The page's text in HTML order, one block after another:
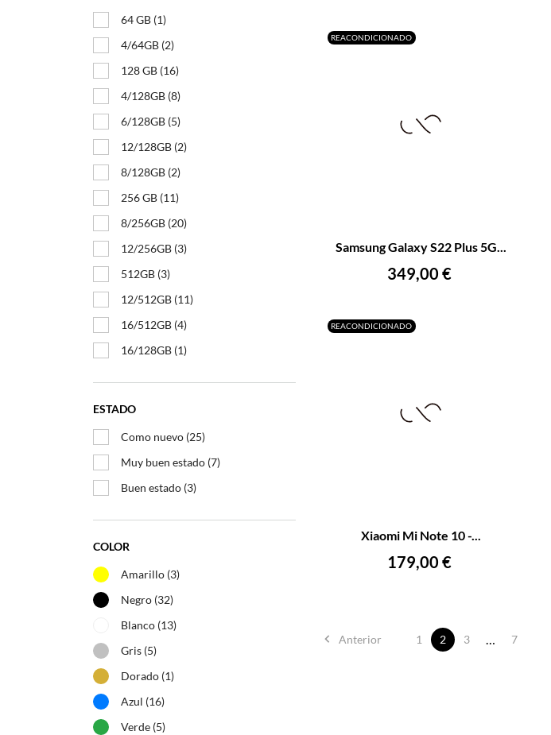
64 GB (1)
4/64GB (2)
128 GB (16)
4/128GB (8)
6/128GB (5)
12/128GB (2)
8/128GB (2)
256 GB (11)
8/256GB (20)
12/256GB (3)
512GB (3)
12/512GB (11)
16/512GB (4)
16/128GB (1)
ESTADO
Como nuevo (25)
Muy buen estado (7)
Buen estado (3)
COLOR
Amarillo (3)
Negro (32)
Blanco (13)
Gris (5)
Dorado (1)
Azul (16)
Verde (5)
REACONDICIONADO
Samsung Galaxy S22 Plus 5G...
Precio
349,00 €
AÑADIR AL CARRITO
REACONDICIONADO
Xiaomi Mi Note 10 -...
Precio
179,00 €
AÑADIR AL CARRITO
 Anterior 1 2 3 … 7